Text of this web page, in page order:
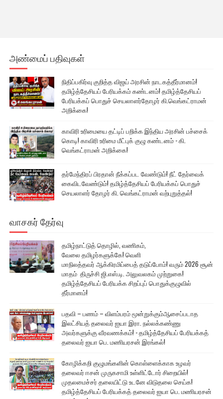
அண்மைப் பதிவுகள்
நிதிப்பகிர்வு குறித்த விஜய் அரசின் நாடகத்தீர்மானம்!
தமிழ்த்தேசியப் பேரியக்கம் கண்டனம்! தமிழ்த்தேசியப்
பேரியக்கப் பொதுச் செயலாளர்தோழர் கி.வெங்கட்ராமன்
அறிக்கை!
காவிரி உரிமையை தட்டிப் பறிக்க இந்திய அரசின் பச்சைக்
கொடி! காவிரி உரிமை மீட்புக் குழு கண்டனம் - கி.
வெங்கட்ராமன் அறிக்கை!
தர்மேந்திரப் பிரதான் நீக்கப்பட வேண்டும்! நீட் தேர்வைக்
கைவிடவேண்டும்! தமிழ்த்தேசியப் பேரியக்கப் பொதுச்
செயலாளர் தோழர் கி. வெங்கட்ராமன் வற்புறுத்தல்!
வாசகர் தேர்வு
தமிழ்நாட்டுத் தொழில், வணிகம்,
வேலை தமிழர்களுக்கே! வெளி
மாநிலத்தவர் ஆக்கிரமிப்பைத் தடுப்போம்! வரும் 2026 சூன்
மாதம் திருச்சி ஜி.எஸ்.டி. அலுவலகம் முற்றுகை!
தமிழ்த்தேசியப் பேரியக்க சிறப்புப் பொதுக்குழுவில்
தீர்மானம்!
பதவி – பணம் – விளம்பரம் மூன்றுக்கும்ஆசைப்படாத
இலட்சியத் தலைவர் ஐயா இரா. நல்லக்கண்ணு
அவர்களுக்கு வீரவணக்கம்! - தமிழ்த்தேசியப் பேரியக்கத்
தலைவர் ஐயா பெ. மணியரசன் இரங்கல்!
கோழிக்கறி குழுமங்களின் கொள்ளைக்காக உழவர்
தலைவர் ஈசன் முருகசாமி உள்ளிட்டோர் சிறையில்!
முதலமைச்சர் தலையிட்டு உடனே விடுதலை செய்க!
தமிழ்த்தேசியப் பேரியக்கத் தலைவர் ஐயா பெ. மணியரசன்